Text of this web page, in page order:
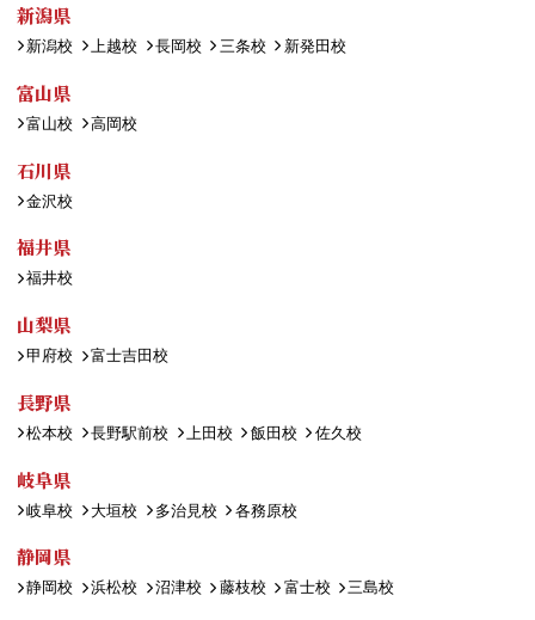
新潟県
新潟校 上越校 長岡校 三条校 新発田校
富山県
富山校 高岡校
石川県
金沢校
福井県
福井校
山梨県
甲府校 富士吉田校
長野県
松本校 長野駅前校 上田校 飯田校 佐久校
岐阜県
岐阜校 大垣校 多治見校 各務原校
静岡県
静岡校 浜松校 沼津校 藤枝校 富士校 三島校